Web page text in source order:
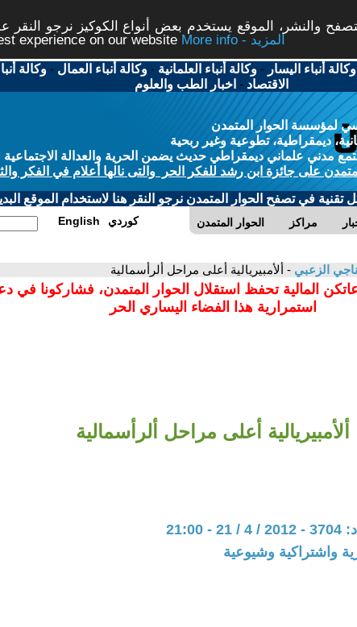
والنشر، الموقع يستخدم بعض أنواع الكوكيز نرجو
experience on our website
More info - المزيد
وكالة أنباء اليسار -وكالة أنباء العلمانية -وكالة أنباء العمال -وكالة
الاقتصاد - اخبار الطب والعلوم
لمؤسسة الحوار المتمدن
ديمقراطية، تطوعية وغير ربحية
مدني علماني ديمقراطي حديث يضمن الحرية والعدالة الاجتماعية
على جائزة ابن رشد للفكر الحر والتى نالها أعلام في الفكر
تقنية في تصفح الحوار المتمدن نرجو النقر هنا لاستخدام الموقع
الحوار المتمدن مراكز English كوردي
ناجي الزعبي - ألأمبيريالية أعلى مراحل ألرأسمالية
المالية تحفظ استقلال الحوار المتمدن، فشاركونا في
استمرارية هذا الفضاء اليساري الحر
ألأمبيريالية أعلى مراحل ألرأسمالية
واشتراكية وشيوعية